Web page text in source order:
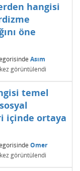
hangisi
öne
Asım
kez görüntülendi
temel
içinde ortaya
Omer
görüntülendi